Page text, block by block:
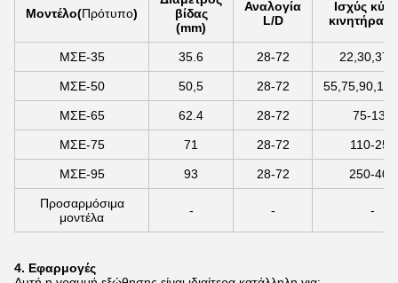
Μοντέλο(Πρότυπο)
βίδας
(mm)
Αναλογία
L/D
Ισχύς
κινητήρα
ΜΣΕ-35 35.6 28-72
ΜΣΕ-50 50,5 28-72
ΜΣΕ-65 62.4 28-72 75-132
ΜΣΕ-75 71 28-72 110-250
ΜΣΕ-95 93 28-72 250-400
Προσαρμόσιμα
μοντέλα
- - -
4. Εφαρμογές